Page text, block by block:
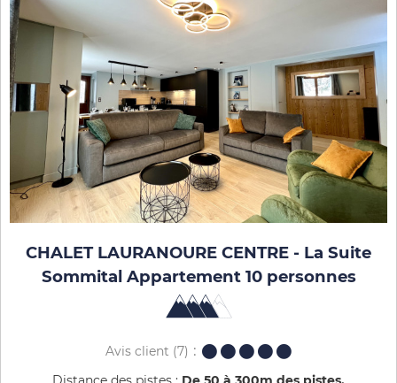
CHALET LAURANOURE CENTRE - La Suite
Sommital Appartement 10 personnes
Avis client (7)